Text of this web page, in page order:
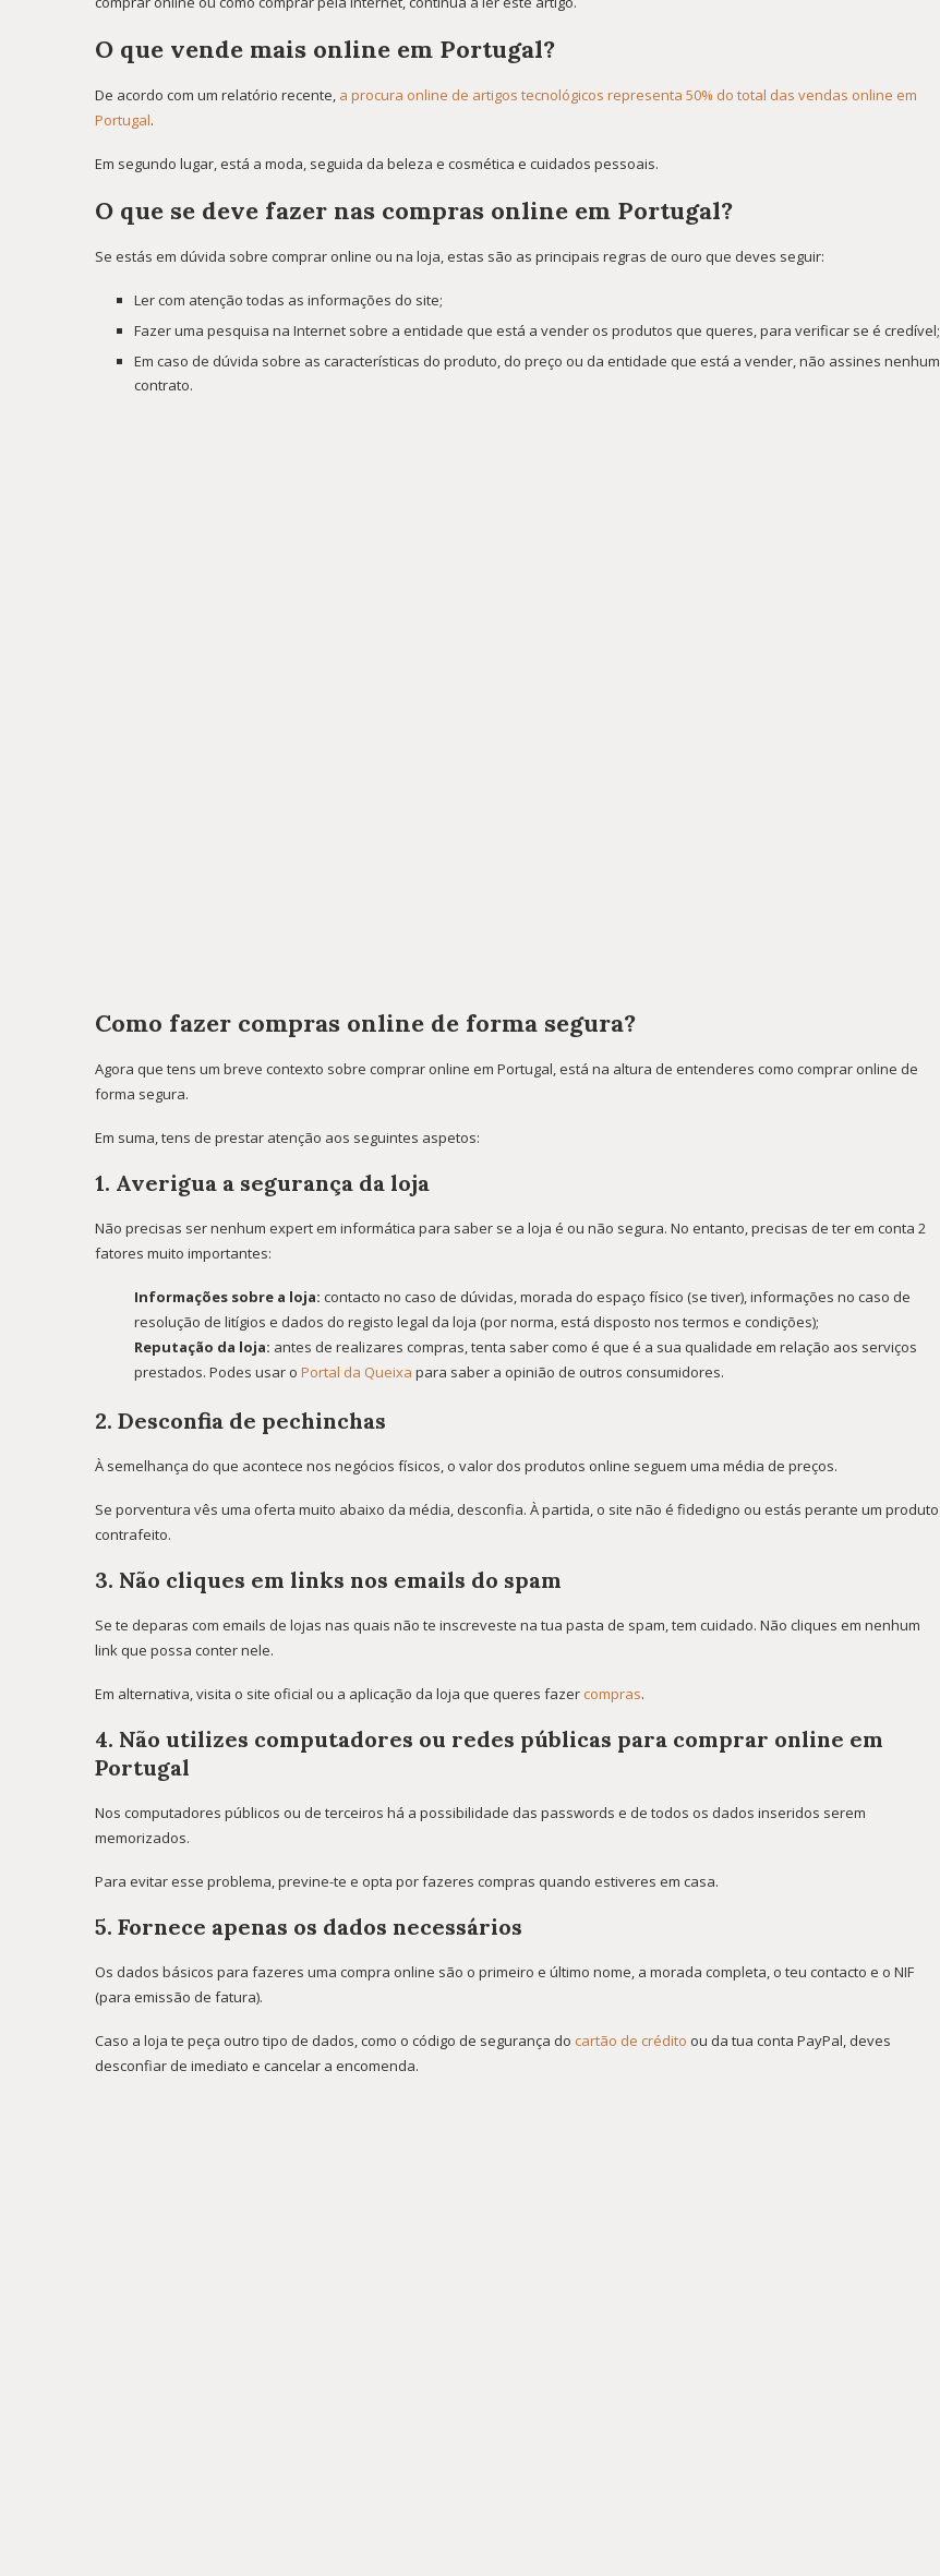
O que vende mais online em Portugal?
De acordo com um relatório recente, a procura online de artigos tecnológicos representa 50% do total das vendas online em
Portugal.
Em segundo lugar, está a moda, seguida da beleza e cosmética e cuidados pessoais.
O que se deve fazer nas compras online em Portugal?
Se estás em dúvida sobre comprar online ou na loja, estas são as principais regras de ouro que deves seguir:
Ler com atenção todas as informações do site;
Fazer uma pesquisa na Internet sobre a entidade que está a vender os produtos que queres, para verificar se é credível;
Em caso de dúvida sobre as características do produto, do preço ou da entidade que está a vender, não assines nenhum
contrato.
Como fazer compras online de forma segura?
Agora que tens um breve contexto sobre comprar online em Portugal, está na altura de entenderes como comprar online de
forma segura.
Em suma, tens de prestar atenção aos seguintes aspetos:
1. Averigua a segurança da loja
Não precisas ser nenhum expert em informática para saber se a loja é ou não segura. No entanto, precisas de ter em conta 2
fatores muito importantes:
Informações sobre a loja: contacto no caso de dúvidas, morada do espaço físico (se tiver), informações no caso de
resolução de litígios e dados do registo legal da loja (por norma, está disposto nos termos e condições);
Reputação da loja: antes de realizares compras, tenta saber como é que é a sua qualidade em relação aos serviços
prestados. Podes usar o Portal da Queixa para saber a opinião de outros consumidores.
2. Desconfia de pechinchas
À semelhança do que acontece nos negócios físicos, o valor dos produtos online seguem uma média de preços.
Se porventura vês uma oferta muito abaixo da média, desconfia. À partida, o site não é fidedigno ou estás perante um produto
contrafeito.
3. Não cliques em links nos emails do spam
Se te deparas com emails de lojas nas quais não te inscreveste na tua pasta de spam, tem cuidado. Não cliques em nenhum
link que possa conter nele.
Em alternativa, visita o site oficial ou a aplicação da loja que queres fazer compras.
4. Não utilizes computadores ou redes públicas para comprar online em
Portugal
Nos computadores públicos ou de terceiros há a possibilidade das passwords e de todos os dados inseridos serem
memorizados.
Para evitar esse problema, previne-te e opta por fazeres compras quando estiveres em casa.
5. Fornece apenas os dados necessários
Os dados básicos para fazeres uma compra online são o primeiro e último nome, a morada completa, o teu contacto e o NIF
(para emissão de fatura).
Caso a loja te peça outro tipo de dados, como o código de segurança do cartão de crédito ou da tua conta PayPal, deves
desconfiar de imediato e cancelar a encomenda.